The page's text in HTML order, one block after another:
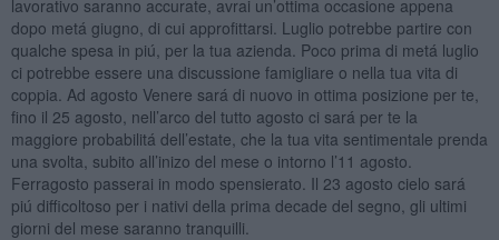
lavorativo saranno accurate, avrai un’ottima occasione appena
dopo metá giugno, di cui approfittarsi. Luglio potrebbe partire con
qualche spesa in piú, per la tua azienda. Poco prima di metá luglio
ci potrebbe essere una discussione famigliare o nella tua vita di
coppia. Ad agosto Venere sará di nuovo in ottima posizione per te,
fino il 25 agosto, nell’arco del tutto agosto ci sará per te la
maggiore probabilitá dell’estate, che la tua vita sentimentale prenda
una svolta, subito all’inizo del mese o intorno l’11 agosto.
Ferragosto passerai in modo spensierato. Il 23 agosto cielo sará
piú difficoltoso per i nativi della prima decade del segno, gli ultimi
giorni del mese saranno tranquilli.